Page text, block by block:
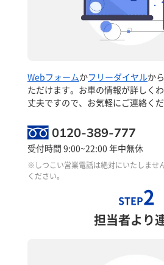
Webフォームかフリーダイヤルか
ただけます。お車の情報が詳しく
丈夫ですので、お気軽にご連絡くだ
0120-389-777
受付時間 9:00~22:00 年中無休
※しつこい営業電話は絶対にいたしませ
ください。
STEP2
担当者より